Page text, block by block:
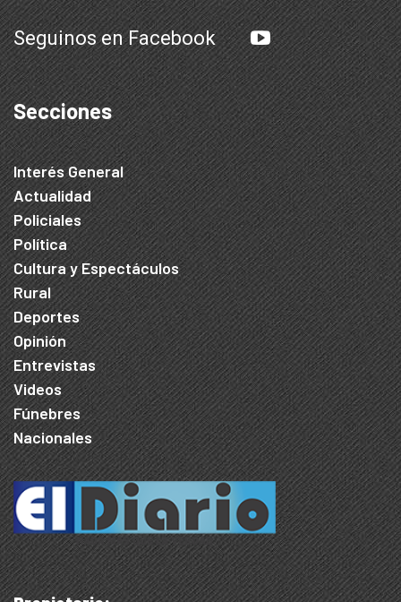
Seguinos en Facebook
Secciones
Interés General
Actualidad
Policiales
Política
Cultura y Espectáculos
Rural
Deportes
Opinión
Entrevistas
Videos
Fúnebres
Nacionales